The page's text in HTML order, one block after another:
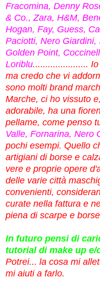
Fracomina, Denny
& Co., Zara, H&M,
Hogan, Fay, Guess,
Paciotti, Nero Giardini,
Golden Point,
Loriblu......................
ma credo che vi
sono molti brand
Marche, ci ho vissuto
adorabile, ha una
pellame, come penso
Valle, Fornarina, Nero
pochi esempi. Quello
artigiani di borse e
vere e proprie opere
delle varie città
convenienti,
curate nella fattura e
piena di scarpe e
In futuro pensi di
tutorial di make up e/
Potrei... la cosa mi
mi aiuti a farlo.